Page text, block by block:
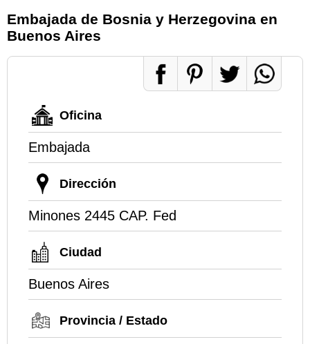
Embajada de Bosnia y Herzegovina en
Buenos Aires
Oficina
Embajada
Dirección
Minones 2445 CAP. Fed
Ciudad
Buenos Aires
Provincia / Estado